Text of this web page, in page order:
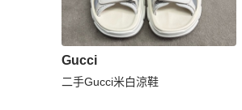
Gucci
二手Gucci米白涼鞋